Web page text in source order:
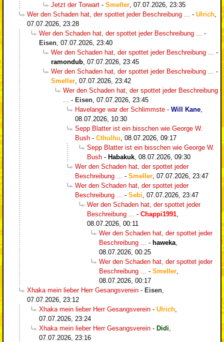
Jetzt der Torwart - Smeller 07.07.2026, 23:35
Wer den Schaden hat, der spottet jeder Beschreibung ...
- Ulrich
07.07.2026, 23:28
Wer den Schaden hat, der spottet jeder Beschreibung ...
-
Eisen 07.07.2026, 23:40
Wer den Schaden hat, der spottet jeder Beschreibung ...
-
ramondub 07.07.2026, 23:45
Wer den Schaden hat, der spottet jeder Beschreibung ...
-
Smeller 07.07.2026, 23:42
Wer den Schaden hat, der spottet jeder Beschreibung
- Eisen 07.07.2026, 23:45
Havelange war der Schlimmste - Will Kane
08.07.2026, 10:30
Sepp Blatter ist ein bisschen wie George W.
Bush - Cthulhu 08.07.2026, 09:17
Sepp Blatter ist ein bisschen wie George W.
Bush - Habakuk 08.07.2026, 09:30
Wer den Schaden hat, der spottet jeder
Beschreibung ...
- Smeller 07.07.2026, 23:47
Wer den Schaden hat, der spottet jeder
Beschreibung ...
- Sebi 07.07.2026, 23:47
Wer den Schaden hat, der spottet jeder
Beschreibung ...
- Chappi1991
08.07.2026, 00:11
Wer den Schaden hat, der spottet jeder
Beschreibung ...
- haweka
08.07.2026, 00:25
Wer den Schaden hat, der spottet jeder
Beschreibung ...
- Smeller
08.07.2026, 00:17
Xhaka mein lieber Herr Gesangsverein - Eisen
07.07.2026, 23:12
Xhaka mein lieber Herr Gesangsverein - Ulrich
07.07.2026, 23:24
Xhaka mein lieber Herr Gesangsverein - Didi
07.07.2026, 23:16